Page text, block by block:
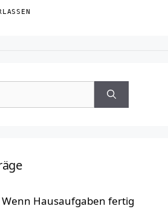
Hausaufgaben fertig